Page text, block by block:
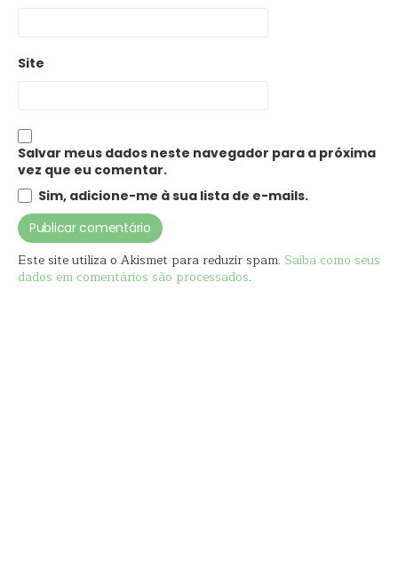
Site
Salvar meus dados neste navegador para a próxima
vez que eu comentar.
Sim, adicione-me à sua lista de e-mails.
Este site utiliza o Akismet para reduzir spam. Saiba como seus
dados em comentários são processados.